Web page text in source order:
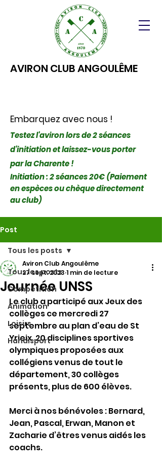
AVIRON CLUB ANGOULÊME
Embarquez avec nous !
Testez l'aviron lors de 2 séances
d'initiation et laissez-vous porter
par la Charente !
Initiation : 2 séances 20€ (Paiement
en espèces ou chèque directement
au club)
Post
Tous les posts
Compétition
Animation
Loisirs
Handisport
Tous les posts
Journée UNSS
Aviron Club Angoulême
27 sept. 2023 1 min de lecture
Le club a participé aux Jeux des
collèges ce mercredi 27
septembre au plan d’eau de St
Yrieix. 20 disciplines sportives
olympiques proposées aux
collégiens venus de tout le
département, 30 collèges
présents, plus de 600 élèves.
Merci à nos bénévoles : Bernard,
Jean, Pascal, Erwan, Manon et
Zacharie d’êtres venus aidés les
coachs.